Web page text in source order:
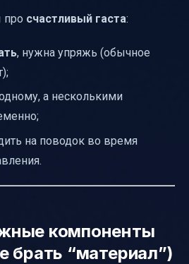
про счастливый гаста:
, нужна упряжь (обычное
а несколькими
на поводок во время
компоненты
брать “материал”)